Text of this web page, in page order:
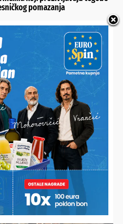
pomazanja
u autu samo kao ukras pa
najmanje nisu nadali